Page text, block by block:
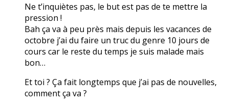
Ne t’inquiètes pas, le but est pas de te mettre la
pression !
Bah ça va à peu près mais depuis les vacances de
octobre j’ai du faire un truc du genre 10 jours de
cours car le reste du temps je suis malade mais
bon…
Et toi ? Ça fait longtemps que j’ai pas de nouvelles,
comment ça va ?